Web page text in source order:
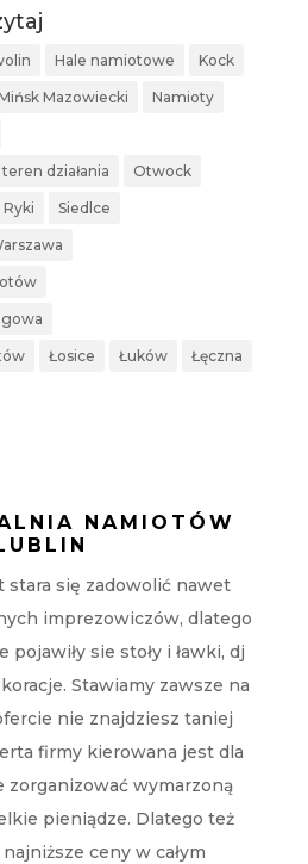
Hale namiotowe Kock
Mazowiecki Namioty
działania Otwock
Ryki Siedlce
Łosice Łuków Łęczna
NAMIOTÓW
stara się zadowolić nawet
imprezowiczów, dlatego
sie stoły i ławki, dj
Stawiamy zawsze na
nie znajdziesz taniej
firmy kierowana jest dla
zorganizować wymarzoną
pieniądze. Dlatego też
ceny w całym